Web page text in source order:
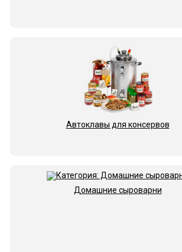
Автоклавы для консервов
Домашние сыроварни